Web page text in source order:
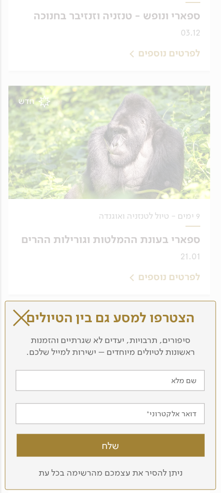
ספארי ונופש - טנזניה וזנזיבר בחנוכה
03.12
לפרטים נוספים
9 ימים - טיול לטנזניה ואוגנדה
ספארי בעונת ההמלטות וגורילות ההרים
21.01
לפרטים נוספים
חדש
07.02
הצטרפו למסע גם בין הטיולים
סיפורים, תרבויות, יעדים לא שגרתיים והזמנות
ראשונות לטיולים מיוחדים – ישירות למייל שלכם.
שם מלא
דואר אלקטרוני
ניתן להסיר את עצמכם מהרשימה בכל עת